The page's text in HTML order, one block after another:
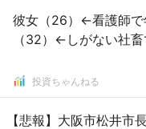
彼女（26）←看護師
（32）←しがない社
投資ちゃんねる
【悲報】大阪市松井市